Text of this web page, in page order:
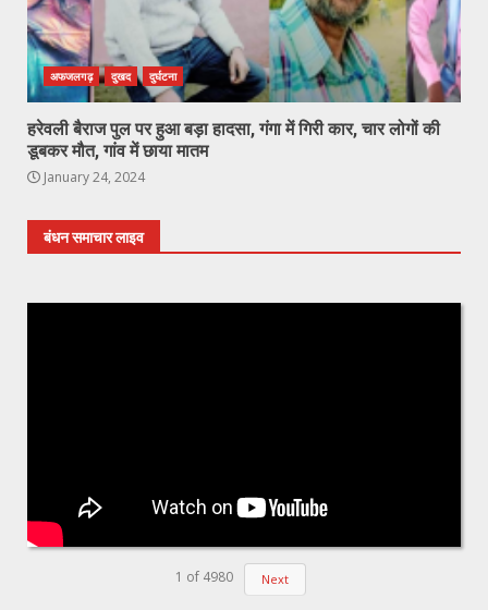
अफजलगढ़ दुखद दुर्घटना
हरेवली बैराज पुल पर हुआ बड़ा हादसा, गंगा में गिरी कार, चार लोगों की
डूबकर मौत, गांव में छाया मातम
January 24, 2024
बंधन समाचार लाइव
1 of 4980 Next